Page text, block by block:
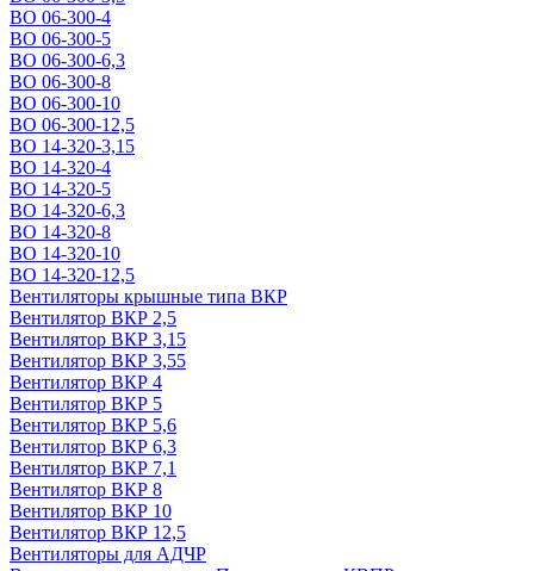
ВО 06-300-4
ВО 06-300-5
ВО 06-300-6,3
ВО 06-300-8
ВО 06-300-10
ВО 06-300-12,5
ВО 14-320-3,15
ВО 14-320-4
ВО 14-320-5
ВО 14-320-6,3
ВО 14-320-8
ВО 14-320-10
ВО 14-320-12,5
Вентиляторы крышные типа ВКР
Вентилятор ВКР 2,5
Вентилятор ВКР 3,15
Вентилятор ВКР 3,55
Вентилятор ВКР 4
Вентилятор ВКР 5
Вентилятор ВКР 5,6
Вентилятор ВКР 6,3
Вентилятор ВКР 7,1
Вентилятор ВКР 8
Вентилятор ВКР 10
Вентилятор ВКР 12,5
Вентиляторы для АДЧР